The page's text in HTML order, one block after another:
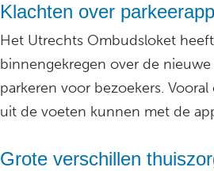
Klachten over parkeerapp
Het Utrechts Ombudsloket
binnengekregen over de
parkeren voor bezoekers.
uit de voeten kunnen met de
Grote verschillen